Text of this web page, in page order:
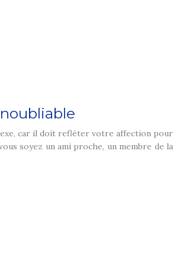
car il doit refléter votre affection pour
soyez un ami proche, un membre de la